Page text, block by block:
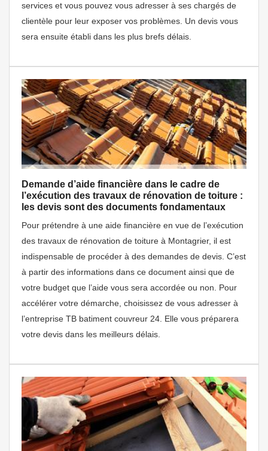
services et vous pouvez vous adresser à ses chargés de
clientèle pour leur exposer vos problèmes. Un devis vous
sera ensuite établi dans les plus brefs délais.
Demande d’aide financière dans le cadre de
l’exécution des travaux de rénovation de toiture :
les devis sont des documents fondamentaux
Pour prétendre à une aide financière en vue de l’exécution
des travaux de rénovation de toiture à Montagrier, il est
indispensable de procéder à des demandes de devis. C’est
à partir des informations dans ce document ainsi que de
votre budget que l’aide vous sera accordée ou non. Pour
accélérer votre démarche, choisissez de vous adresser à
l’entreprise TB batiment couvreur 24. Elle vous préparera
votre devis dans les meilleurs délais.